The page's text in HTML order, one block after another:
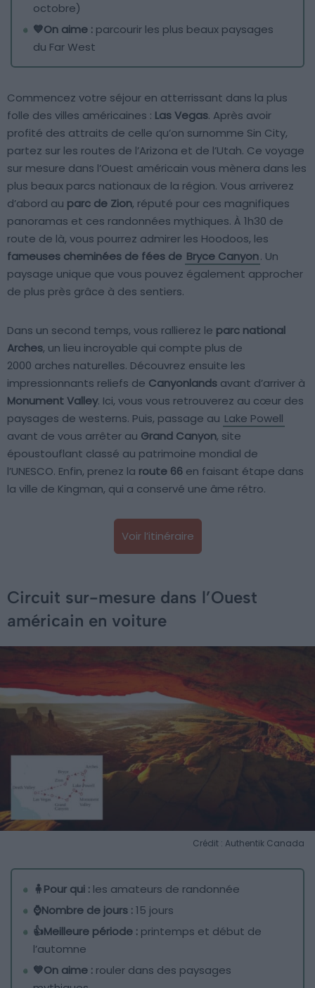
octobre)
💙On aime : parcourir les plus beaux paysages
du Far West
Commencez votre séjour en atterrissant dans la plus
folle des villes américaines : Las Vegas. Après avoir
profité des attraits de celle qu’on surnomme Sin City,
partez sur les routes de l’Arizona et de l’Utah. Ce voyage
sur mesure dans l’Ouest américain vous mènera dans les
plus beaux parcs nationaux de la région. Vous arriverez
d’abord au parc de Zion, réputé pour ces magnifiques
panoramas et ces randonnées mythiques. À 1h30 de
route de là, vous pourrez admirer les Hoodoos, les
fameuses cheminées de fées de Bryce Canyon. Un
paysage unique que vous pouvez également approcher
de plus près grâce à des sentiers.
Dans un second temps, vous rallierez le parc national
Arches, un lieu incroyable qui compte plus de
2000 arches naturelles. Découvrez ensuite les
impressionnants reliefs de Canyonlands avant d’arriver à
Monument Valley. Ici, vous vous retrouverez au cœur des
paysages de westerns. Puis, passage au Lake Powell
avant de vous arrêter au Grand Canyon, site
époustouflant classé au patrimoine mondial de
l’UNESCO. Enfin, prenez la route 66 en faisant étape dans
la ville de Kingman, qui a conservé une âme rétro.
Voir l’itinéraire
Circuit sur-mesure dans l’Ouest
américain en voiture
Crédit : Authentik Canada
🧍Pour qui : les amateurs de randonnée
⌚Nombre de jours :15 jours
👍Meilleure période : printemps et début de
l’automne
💙On aime : rouler dans des paysages